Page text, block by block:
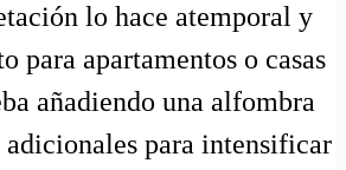
lo hace atemporal y
para apartamentos o casas
añadiendo una alfombra
para intensificar